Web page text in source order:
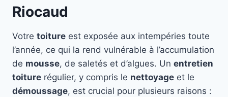
Riocaud
Votre toiture est exposée aux intempéries toute
l’année, ce qui la rend vulnérable à l’accumulation
de mousse, de saletés et d’algues. Un entretien
toiture régulier, y compris le nettoyage et le
démoussage, est crucial pour plusieurs raisons :